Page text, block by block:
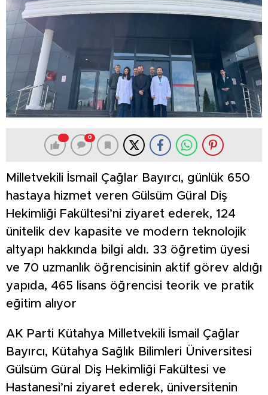
0
Milletvekili İsmail Çağlar Bayırcı, günlük 650
hastaya hizmet veren Gülsüm Güral Diş
Hekimliği Fakültesi’ni ziyaret ederek, 124
ünitelik dev kapasite ve modern teknolojik
altyapı hakkında bilgi aldı. 33 öğretim üyesi
ve 70 uzmanlık öğrencisinin aktif görev aldığı
yapıda, 465 lisans öğrencisi teorik ve pratik
eğitim alıyor
AK Parti Kütahya Milletvekili İsmail Çağlar
Bayırcı, Kütahya Sağlık Bilimleri Üniversitesi
Gülsüm Güral Diş Hekimliği Fakültesi ve
Hastanesi’ni ziyaret ederek, üniversitenin